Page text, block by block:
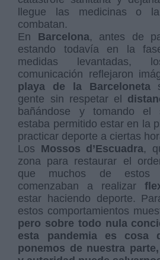
llegue las medicinas o
combatan.
En Barcelona, antes de
estando todavía en la
medidas levantadas,
comunicación reflejaron
playa de la Barceloneta
gente sin respetar el
bañándose y tomando el
estaba permitido estar en la
practicar deporte a ciertas
Los Mossos d’Escuadra,
zona para restaurar el
que muchos de estos
comenzaban a realizar
estar haciendo deporte.
estos comportamientos
pero sobre todo nula
esta pandemia es cosa
ponemos de nuestra